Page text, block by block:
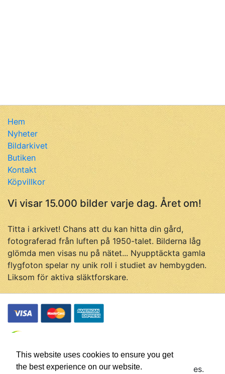
This website uses cookies to ensure you get
the best experience on our website.
Hem
Nyheter
Bildarkivet
Butiken
Kontakt
Köpvillkor
Vi visar 15.000 bilder varje dag. Året om!
Titta i arkivet! Chans att du kan hitta din gård,
fotograferad från luften på 1950-talet. Bilderna låg
glömda men visas nu på nätet... Nyupptäckta gamla
flygfoton spelar ny unik roll i studiet av hembygden.
Liksom för aktiva släktforskare.
© Flygfotohistoria, samtliga rättigheter förbehålles.